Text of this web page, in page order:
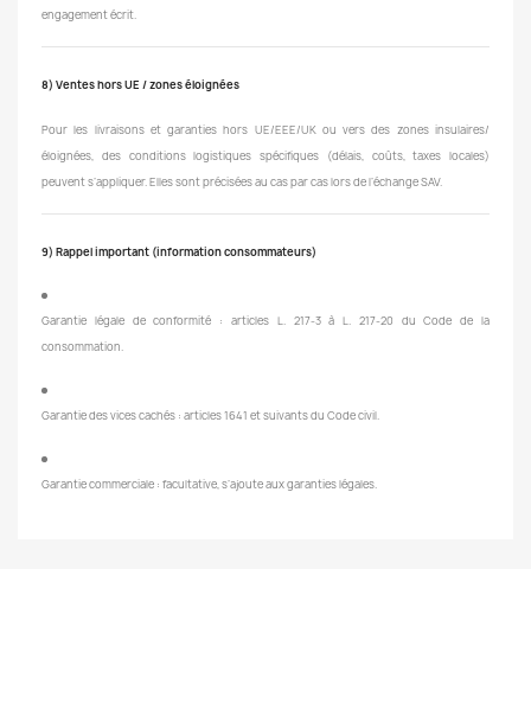
engagement écrit.
8) Ventes hors UE / zones éloignées
Pour les livraisons et garanties hors UE/EEE/UK ou vers des zones insulaires/
éloignées, des conditions logistiques spécifiques (délais, coûts, taxes locales)
peuvent s’appliquer. Elles sont précisées au cas par cas lors de l’échange SAV.
9) Rappel important (information consommateurs)
Garantie légale de conformité : articles L. 217-3 à L. 217-20 du Code de la
consommation.
Garantie des vices cachés : articles 1641 et suivants du Code civil.
Garantie commerciale : facultative, s’ajoute aux garanties légales.